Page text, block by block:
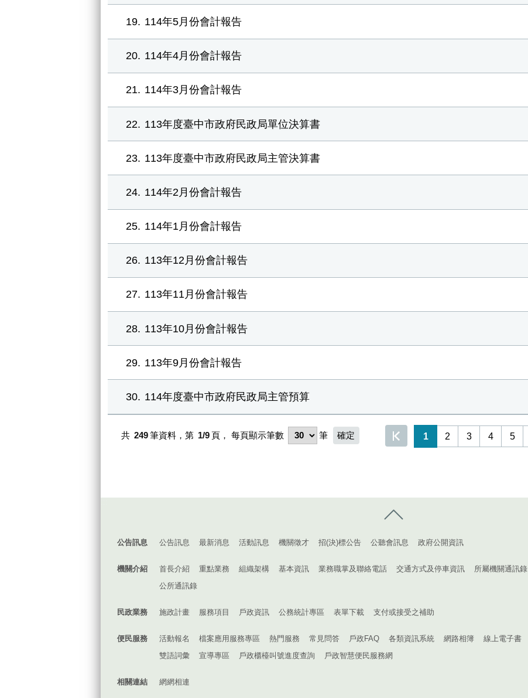
19 114年5月份會計報告
20 114年4月份會計報告
21 114年3月份會計報告
22 113年度臺中市政府民政局單位決算書
23 113年度臺中市政府民政局主管決算書
24 114年2月份會計報告
25 114年1月份會計報告
26 113年12月份會計報告
27 113年11月份會計報告
28 113年10月份會計報告
29 113年9月份會計報告
30 114年度臺中市政府民政局主管預算
共 249筆資料，第 1/9 頁， 每頁顯示筆數 筆 1 2 3 4 5
公告訊息 公告訊息 最新消息 活動訊息 機關徵才 招(決)標公告 公聽會訊息 政府公開資訊
機關介紹 首長介紹 重點業務 組織架構 基本資訊 業務職掌及聯絡電話 交通方式及停車資訊
所屬機關通訊錄
公所通訊錄
民政業務 施政計畫 服務項目 戶政資訊 公務統計專區 表單下載 支付或接受之補助
便民服務 活動報名 檔案應用服務專區 熱門服務 常見問答 戶政FAQ 各類資訊系統 網路相簿
線上電子書
雙語詞彙
宣導專區 戶政櫃檯叫號進度查詢 戶政智慧便民服務網
相關連結 網網相連